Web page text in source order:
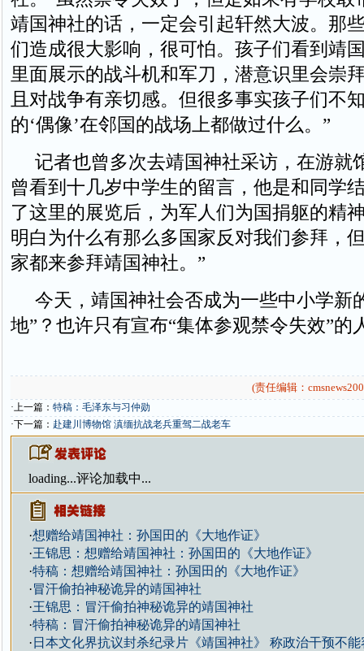
靖国神社的话，一定会引起轩然大波。那
们造成很大影响，很可怕。孩子们看到靖
里面展示的战斗机和军刀，潜意识里会崇
且对战争有亲切感。但很多事实孩子们不
的‘偶像’在邻国的战场上都做过什么。”
记者也曾多次去靖国神社采访，在游就
曾看到十几岁中学生的留言，他是和同学
了这里的展览后，为军人们为国捐躯的精
明白为什么有那么多国家反对我们参拜，
家都来参拜靖国神社。”
今天，靖国神社会否成为一些中小学新
地”？也许只有宣布“集体参观禁令失效”的
(责任编辑：
·上一篇： 特稿：毛泽东与习仲勋
·下一篇： 赴建川博物馆 滇缅抗战老兵重驾二战老车
loading...评论加载中...
·想赠给靖国神社：孙国田的《大地作证》
·王锦思：想赠给靖国神社：孙国田的《大地作证》
·特稿：想赠给靖国神社：孙国田的《大地作证》
·冒汗偷拍神秘诡异的靖国神社
·王锦思：冒汗偷拍神秘诡异的靖国神社
·特稿：冒汗偷拍神秘诡异的靖国神社
·日本文化界抗议封杀纪录片《靖国神社》 称政治干预不能